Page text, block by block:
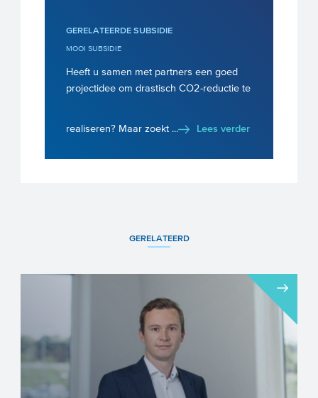
GERELATEERDE SUBSIDIE
MOOI SUBSIDIE
Heeft u samen met partners een goed
projectidee om drastisch CO2-reductie te
realiseren? Maar zoekt ... Lees verder
GERELATEERD